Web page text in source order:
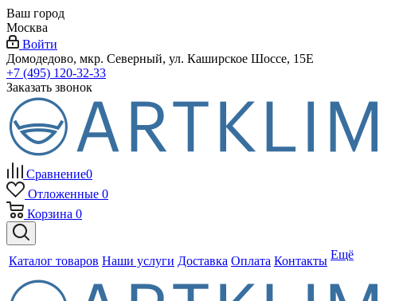
Ваш город
Москва
Войти
Домодедово, мкр. Северный, ул. Каширское Шоссе, 15Е
+7 (495) 120-32-33
Заказать звонок
Сравнение0
Отложенные 0
Корзина 0
Каталог товаров Наши услуги Доставка Оплата Контакты Ещё